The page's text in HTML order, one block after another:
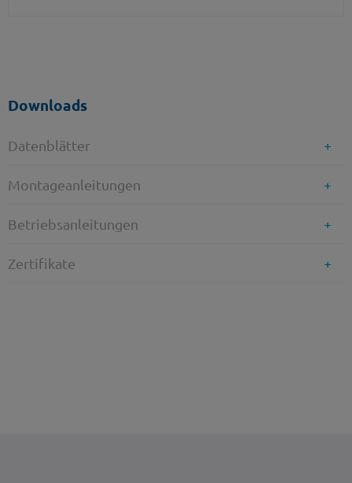
Downloads
Datenblätter
Montageanleitungen
Betriebsanleitungen
Zertifikate